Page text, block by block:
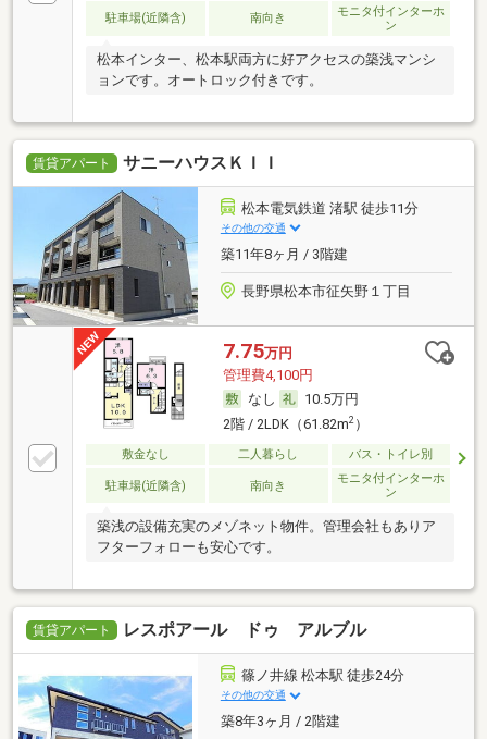
駐車場(近隣含) 南向き
モニタ付インターホ
ン
松本インター、松本駅両方に好アクセスの築浅マンシ
ョンです。オートロック付きです。
賃貸アパート サニーハウスＫＩＩ
松本電気鉄道 渚駅 徒歩11分
その他の交通
築11年8ヶ月 / 3階建
長野県松本市征矢野１丁目
7.75万円
管理費4,100円
なし
10.5万円
2階 / 2LDK（61.82m2）
敷金なし 二人暮らし バス・トイレ別
駐車場(近隣含) 南向き
モニタ付インターホ
ン
築浅の設備充実のメゾネット物件。管理会社もありア
フターフォローも安心です。
賃貸アパート レスポアール ドゥ アルブル
篠ノ井線 松本駅 徒歩24分
その他の交通
築8年3ヶ月 / 2階建